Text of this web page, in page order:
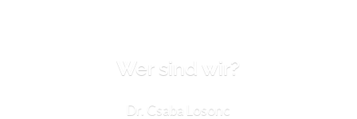
Wer sind wir?
Dr. Csaba Losonc